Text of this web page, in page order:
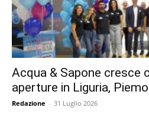
Acqua & Sapone cresce
aperture in Liguria,
Redazione - 31 Luglio 2026